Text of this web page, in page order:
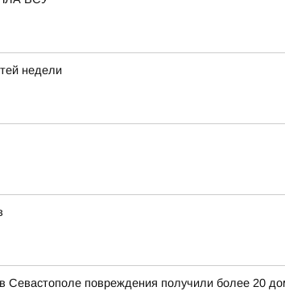
недели
Севастополе повреждения получили более 20